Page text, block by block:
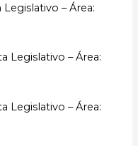
– Área:
Legislativo – Área:
Legislativo – Área: